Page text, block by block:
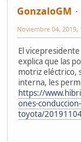
GonzaloGM
Noviembre 04, 2019,
El
explica que las
motriz eléctrico,
interna, les
https://
ones-
toyota/